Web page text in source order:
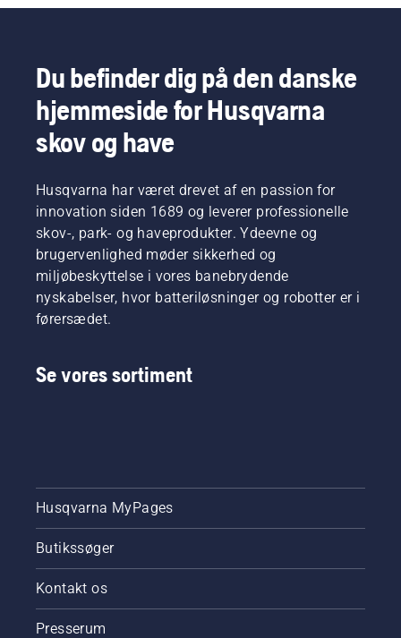
Du befinder dig på den danske
hjemmeside for Husqvarna
skov og have
Husqvarna har været drevet af en passion for
innovation siden 1689 og leverer professionelle
skov-, park- og haveprodukter. Ydeevne og
brugervenlighed møder sikkerhed og
miljøbeskyttelse i vores banebrydende
nyskabelser, hvor batteriløsninger og robotter er i
førersædet.
Se vores sortiment
Husqvarna MyPages
Butikssøger
Kontakt os
Presserum